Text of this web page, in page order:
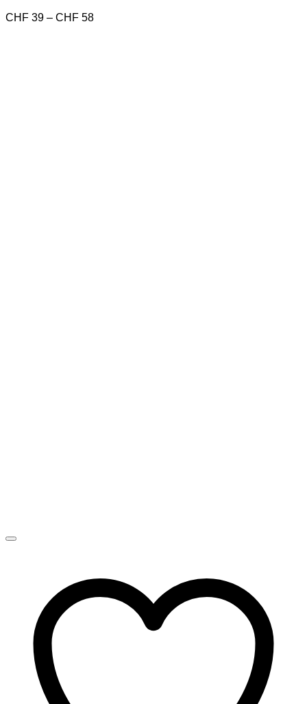
können
CHF 39 – CHF 58Preisspanne: